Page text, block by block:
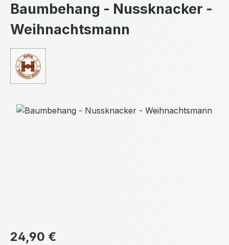
Baumbehang - Nussknacker -
Weihnachtsmann
Bildergalerie überspringen
Regulärer Preis:
24,90 €